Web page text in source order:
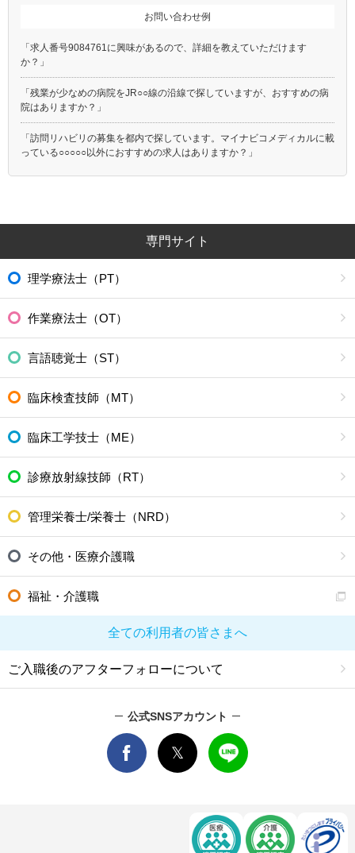
お問い合わせ例
「求人番号9084761に興味があるので、詳細を教えていただけます
か？」
「残業が少なめの病院をJR○○線の沿線で探していますが、おすすめの病
院はありますか？」
「訪問リハビリの募集を都内で探しています。マイナビコメディカルに載
っている○○○○○以外におすすめの求人はありますか？」
専門サイト
理学療法士（PT）
作業療法士（OT）
言語聴覚士（ST）
臨床検査技師（MT）
臨床工学技士（ME）
診療放射線技師（RT）
管理栄養士/栄養士（NRD）
その他・医療介護職
福祉・介護職
全ての利用者の皆さまへ
ご入職後のアフターフォローについて
公式SNSアカウント